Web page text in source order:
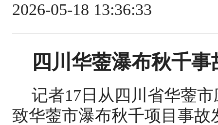
2026-05-18 13:36:33
四川华蓥瀑布秋千
记者17日从四川省华蓥
致华蓥市瀑布秋千项目事